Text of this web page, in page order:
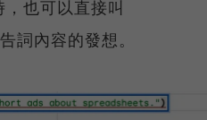
也可以直接叫
詞內容的發想。